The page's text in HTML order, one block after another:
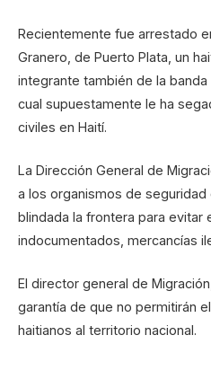
Recientemente fue arrestado
Granero, de Puerto Plata, un
integrante también de la banda
cual supuestamente le ha
civiles en Haití.
La Dirección General de
a los organismos de seguridad
blindada la frontera para evitar
indocumentados, mercancías
El director general de
garantía de que no permitirán
haitianos al territorio nacional.